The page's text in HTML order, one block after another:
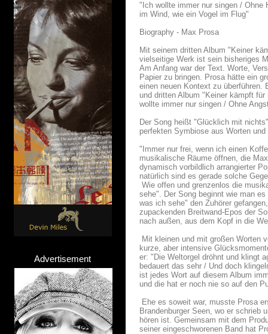
Advertisement
"Ich wollte immer nur singen / Ohne
im Wind, wie ein Vogel im Flug"
Biography - Max Prosa
Mit seinem dritten Album "Keiner
vielseitige Werk ist sein bisheriges
Am Anfang war der Text. Worte,
Papier zu bringen. Prosa hätte ein
einen neuen Kontext zu
und dritten Album "Keiner kämpft
wollte immer nur singen / Ohne
Der Song heißt "Glücklich mit
perfekten Symbiose aus Worten
"Immer nur frei, wenn ich einen
musikalische Räume öffnen, die
dynamisch vorbildlich arrangierter
natürlich sind es gerade solche
Wie offen und grenzenlos die
sehe". Der Song beginnt wie man
was ich sehe" den Zuhörer
zupackenden Breitwand-Epos der
nach außen, aus dem Kopf in die
Mit kleinen und mit großen Worten
kurze, aber intensive
er: "Die Weltorgel dröhnt und klingt
bedauert das sehr / Und doch
ist jedes Wort auf diesem Album
und die hat er noch nie so auf den
Ehe es soweit war, musste Prosa
Brandenburger Seen, wo er
hören ist. Gemeinsam mit dem
seiner eingeschworenen Band hat